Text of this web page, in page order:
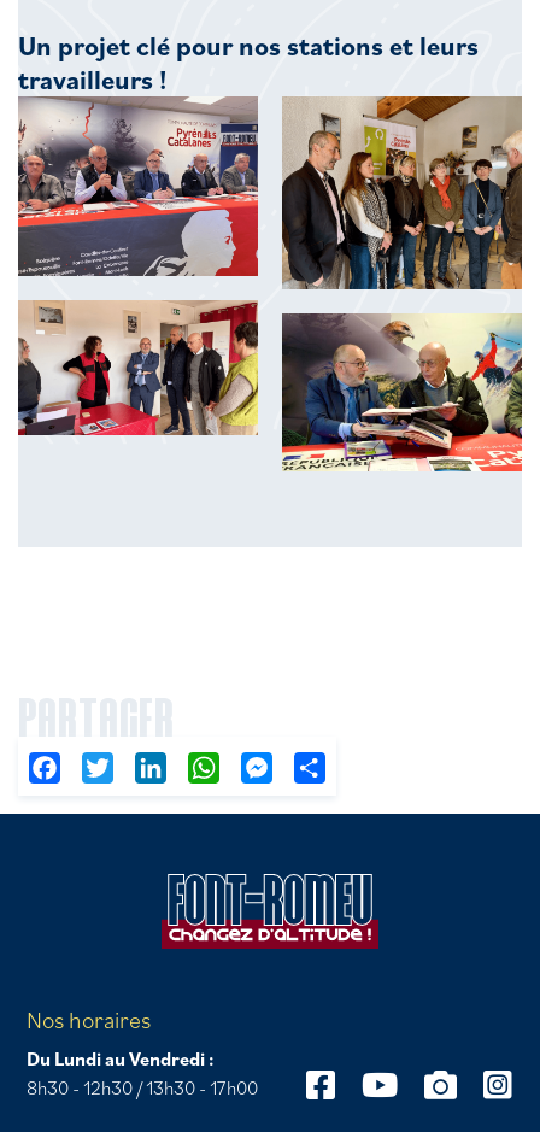
Un projet clé pour nos stations et leurs
travailleurs !
PARTAGER
FacebookTwitter LinkedIn WhatsAppMessenger
Nos horaires
Du Lundi au Vendredi :
8h30 - 12h30 / 13h30 - 17h00